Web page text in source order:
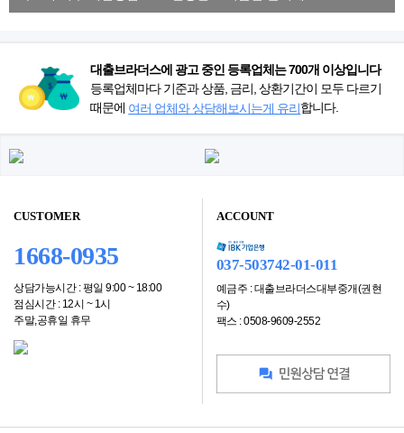
대출브라더스에 광고 중인 등록업체는 700개 이상입니다
등록업체마다 기준과 상품, 금리, 상환기간이 모두 다르기
때문에 여러 업체와 상담해보시는게 유리합니다.
CUSTOMER
1668-0935
상담가능시간 : 평일 9:00 ~ 18:00
점심시간 : 12시 ~ 1시
주말,공휴일 휴무
ACCOUNT
037-503742-01-011
예금주 : 대출브라더스대부중개(권현
수)
팩스 : 0508-9609-2552